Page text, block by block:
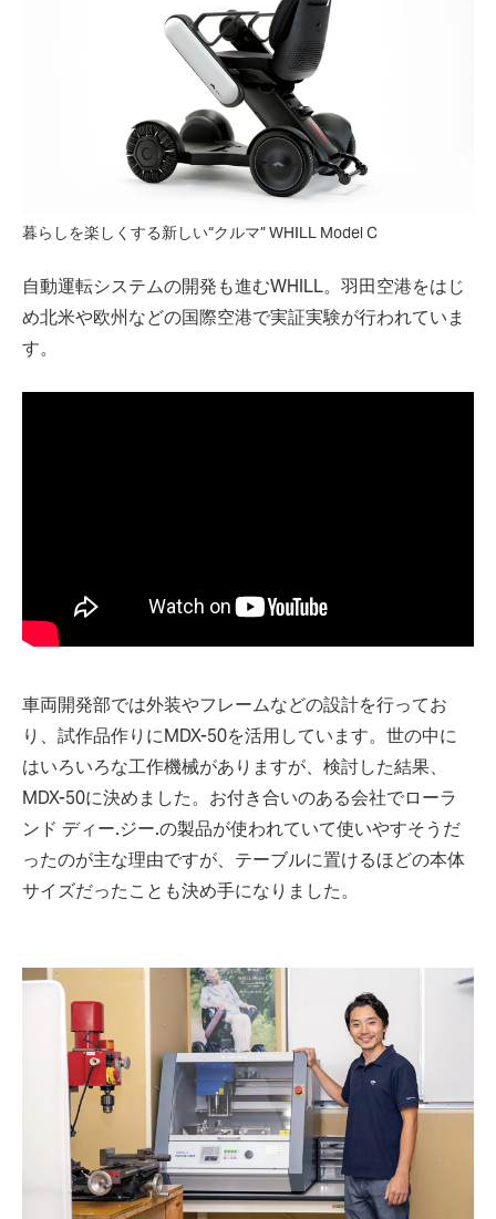
暮らしを楽しくする新しい“クルマ” WHILL Model C
自動運転システムの開発も進むWHILL。羽田空港をはじ
め北米や欧州などの国際空港で実証実験が行われていま
す。
車両開発部では外装やフレームなどの設計を行ってお
り、試作品作りにMDX-50を活用しています。世の中に
はいろいろな工作機械がありますが、検討した結果、
MDX-50に決めました。お付き合いのある会社でローラ
ンド ディー.ジー.の製品が使われていて使いやすそうだ
ったのが主な理由ですが、テーブルに置けるほどの本体
サイズだったことも決め手になりました。